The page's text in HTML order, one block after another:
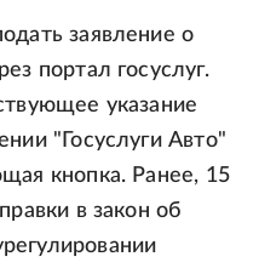
заявление о
портал госуслуг.
указание
"Госуслуги Авто"
кнопка. Ранее, 15
в закон об